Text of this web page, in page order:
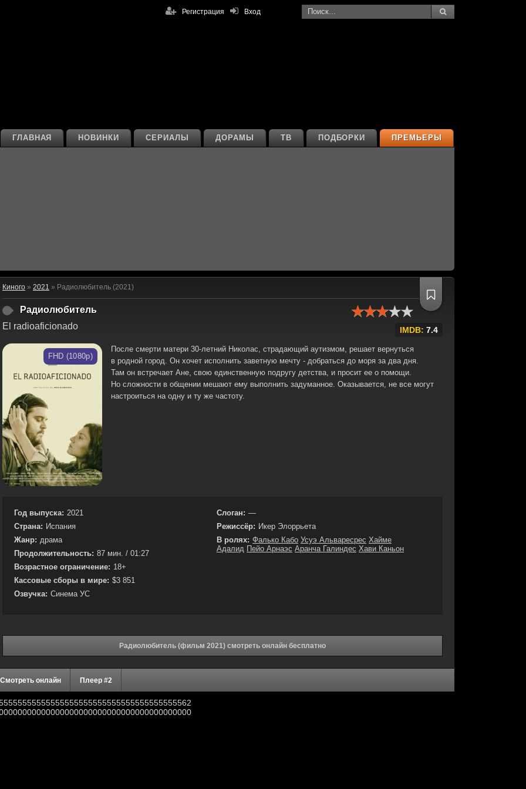
Вход
Регистрация
ПРЕМЬЕРЫ
ПОДБОРКИ
ТВ
ДОРАМЫ
СЕРИАЛЫ
НОВИНКИ
ГЛАВНАЯ
Киного » 2021 » Радиолюбитель (2021)
Радиолюбитель
El radioaficionado
IMDB: 7.4
FHD (1080p)
После смерти матери 30-летний Николас, страдающий аутизмом, решает вернуться
в родной город. Он хочет исполнить заветную мечту - добраться до моря за два дня.
Там он встречает Ане, свою единственную подругу детства, и просит ее о помощи.
Но сложности в общении мешают ему выполнить задуманное. Оказывается, не все могут
настроиться на одну и ту же частоту.
Год выпуска: 2021
Страна: Испания
Жанр: драма
Продолжительность: 87 мин. / 01:27
Возрастное ограничение: 18+
Кассовые сборы в мире: $3 851
Озвучка: Синема УС
Слоган: —
Режиссёр: Икер Элоррьета
В ролях: Фалько Кабо Усуэ Альваресрес Хайме
Адалид Пейо Арнаэс Аранча Галиндес Хави Каньон
Радиолюбитель (фильм 2021) смотреть онлайн бесплатно
Смотреть онлайн Плеер #2